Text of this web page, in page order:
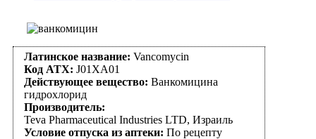
Латинское название: Vancomycin
Код АТХ: J01XA01
Действующее вещество: Ванкомицина
гидрохлорид
Производитель:
Teva Pharmaceutical Industries LTD, Израиль
Условие отпуска из аптеки: По рецепту